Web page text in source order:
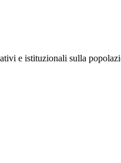
e istituzionali sulla